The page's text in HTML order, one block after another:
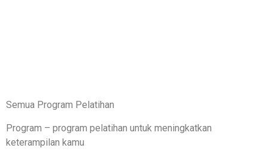
Semua Program Pelatihan
Program – program pelatihan untuk meningkatkan
keterampilan kamu